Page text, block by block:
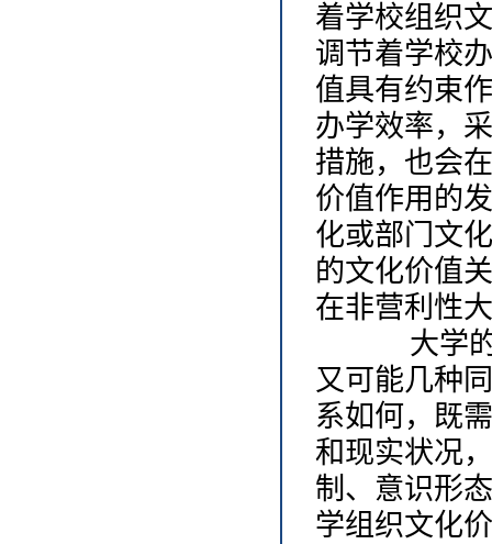
着学校组织
调节着学校
值具有约束
办学效率，
措施，也会
价值作用的
化或部门文
的文化价值
在非营利性
大学的
又可能几种
系如何，既
和现实状况
制、意识形
学组织文化